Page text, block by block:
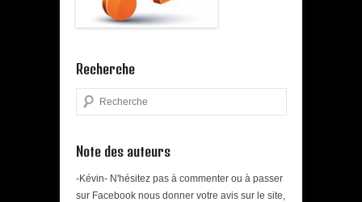
Recherche
Search
Note des auteurs
-Kévin- N'hésitez pas à commenter ou à passer
sur Facebook nous donner votre avis sur le site,